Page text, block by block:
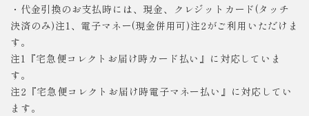
・代金引換のお支払時には、現金、クレジットカード(タッチ
決済のみ)注1、電子マネー(現金併用可)注2がご利用いただけま
す。
注1『宅急便コレクトお届け時カード払い』に対応していま
す。
注2『宅急便コレクトお届け時電子マネー払い』に対応してい
ます。